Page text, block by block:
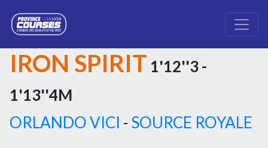
IRON SPIRIT 1'12''3 -
1'13''4M
ORLANDO VICI - SOURCE ROYALE